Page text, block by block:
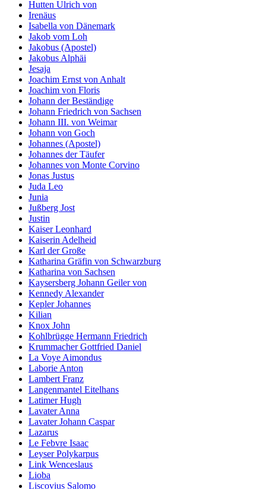
Hutten Ulrich von
Irenäus
Isabella von Dänemark
Jakob vom Loh
Jakobus (Apostel)
Jakobus Alphäi
Jesaja
Joachim Ernst von Anhalt
Joachim von Floris
Johann der Beständige
Johann Friedrich von Sachsen
Johann III. von Weimar
Johann von Goch
Johannes (Apostel)
Johannes der Täufer
Johannes von Monte Corvino
Jonas Justus
Juda Leo
Junia
Jußberg Jost
Justin
Kaiser Leonhard
Kaiserin Adelheid
Karl der Große
Katharina Gräfin von Schwarzburg
Katharina von Sachsen
Kaysersberg Johann Geiler von
Kennedy Alexander
Kepler Johannes
Kilian
Knox John
Kohlbrügge Hermann Friedrich
Krummacher Gottfried Daniel
La Voye Aimondus
Laborie Anton
Lambert Franz
Langenmantel Eitelhans
Latimer Hugh
Lavater Anna
Lavater Johann Caspar
Lazarus
Le Febvre Isaac
Leyser Polykarpus
Link Wenceslaus
Lioba
Liscovius Salomo